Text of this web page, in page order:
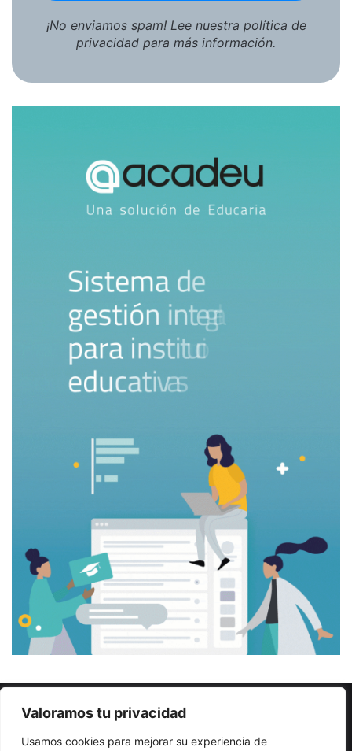
Valoramos tu privacidad
Usamos cookies para mejorar su experiencia de
¡No enviamos spam! Lee nuestra política de
privacidad para más información.
© Copyright 2026, Todos los derechos reservados |
creado por NextBrain Educación